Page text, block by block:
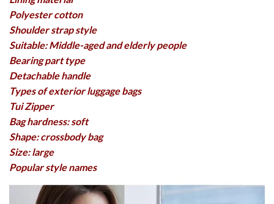
Polyester cotton
Shoulder strap style
Suitable: Middle-aged and elderly people
Bearing part type
Detachable handle
Types of exterior luggage bags
Tui Zipper
Bag hardness: soft
Shape: crossbody bag
Size: large
Popular style names